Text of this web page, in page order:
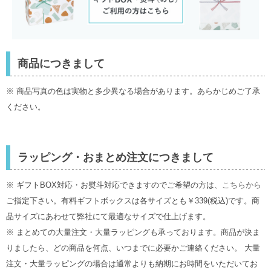
商品につきまして
※ 商品写真の色は実物と多少異なる場合があります。あらかじめご了承
ください。
ラッピング・おまとめ注文につきまして
※ ギフトBOX対応・お熨斗対応できますのでご希望の方は、
こちらから
ご指定下さい。有料ギフトボックスは各サイズとも￥339(税込)です。商
品サイズにあわせて弊社にて最適なサイズで仕上げます。
※ まとめての大量注文・大量ラッピングも承っております。商品が決ま
りましたら、どの商品を何点、いつまでに必要かご連絡ください。 大量
注文・大量ラッピングの場合は通常よりも納期にお時間をいただいてお